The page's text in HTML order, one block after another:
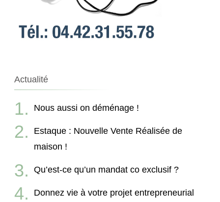
Actualité
Nous aussi on déménage !
Estaque : Nouvelle Vente Réalisée de
maison !
Qu’est-ce qu’un mandat co exclusif ?
Donnez vie à votre projet entrepreneurial